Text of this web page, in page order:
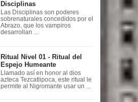
Disciplinas
Las Disciplinas son poderes
sobrenaturales concedidos por el
Abrazo, que los vampiros
desarrollan ...
Ritual Nivel 01 - Ritual del
Espejo Humeante
Llamado así en honor al dios
azteca Tezcatlipoca, este ritual le
permite al Nigromante usar un ...